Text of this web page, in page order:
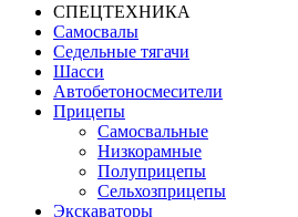
СПЕЦТЕХНИКА
Самосвалы
Седельные тягачи
Шасси
Автобетоно­смесители
Прицепы
Самосвальные
Низкорамные
Полуприцепы
Сельхозприцепы
Экскаваторы